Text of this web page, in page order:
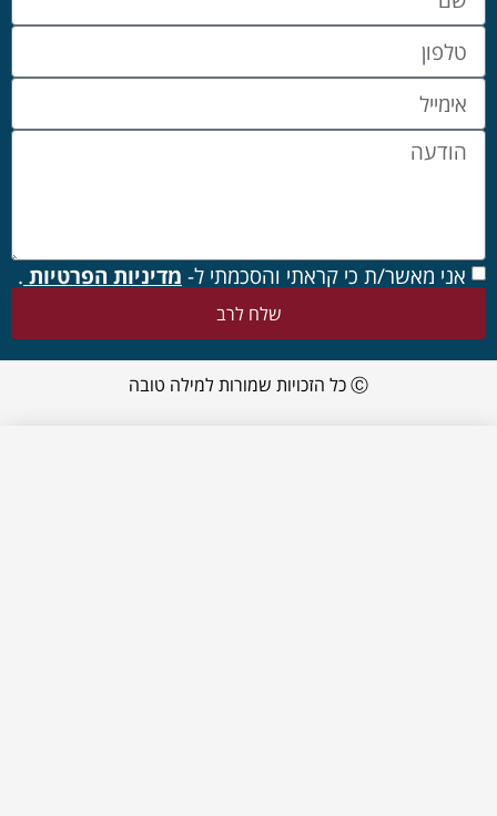
אני מאשר/ת כי קראתי והסכמתי ל- מדיניות הפרטיות .
שלח לרב
Ⓒ כל הזכויות שמורות למילה טובה